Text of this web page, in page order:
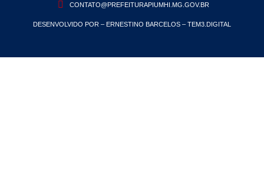
CONTATO@PREFEITURAPIUMHI.MG.GOV.BR
DESENVOLVIDO POR – ERNESTINO BARCELOS – TEM3.DIGITAL